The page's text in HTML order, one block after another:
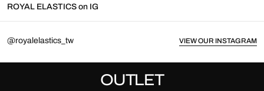
ROYAL ELASTICS on IG
@royalelastics_tw VIEW OUR INSTAGRAM
OUTLET